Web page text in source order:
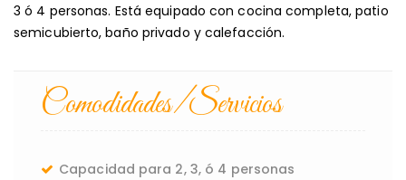
3 ó 4 personas. Está equipado con cocina completa, patio
semicubierto, baño privado y calefacción.
Comodidades/Servicios
Capacidad para 2, 3, ó 4 personas